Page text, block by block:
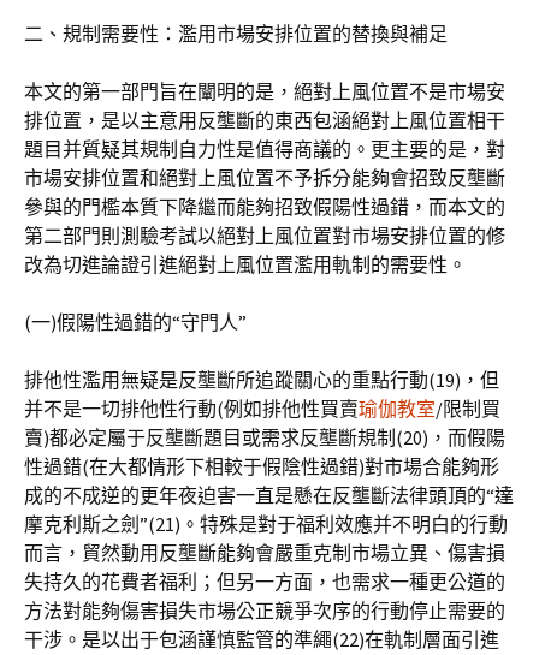
二、規制需要性：濫用市場安排位置的替換與補足
本文的第一部門旨在闡明的是，絕對上風位置不是市場安
排位置，是以主意用反壟斷的東西包涵絕對上風位置相干
題目并質疑其規制自力性是值得商議的。更主要的是，對
市場安排位置和絕對上風位置不予拆分能夠會招致反壟斷
參與的門檻本質下降繼而能夠招致假陽性過錯，而本文的
第二部門則測驗考試以絕對上風位置對市場安排位置的修
改為切進論證引進絕對上風位置濫用軌制的需要性。
(一)假陽性過錯的“守門人”
排他性濫用無疑是反壟斷所追蹤關心的重點行動(19)，但
并不是一切排他性行動(例如排他性買賣瑜伽教室/限制買
賣)都必定屬于反壟斷題目或需求反壟斷規制(20)，而假陽
性過錯(在大都情形下相較于假陰性過錯)對市場合能夠形
成的不成逆的更年夜迫害一直是懸在反壟斷法律頭頂的“達
摩克利斯之劍”(21)。特殊是對于福利效應并不明白的行動
而言，貿然動用反壟斷能夠會嚴重克制市場立異、傷害損
失持久的花費者福利；但另一方面，也需求一種更公道的
方法對能夠傷害損失市場公正競爭次序的行動停止需要的
干涉。是以出于包涵謹慎監管的準繩(22)在軌制層面引進